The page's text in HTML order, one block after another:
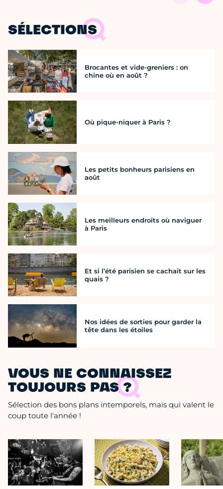
SÉLECTIONS
Brocantes et vide-greniers : on
chine où en août ?
Où pique-niquer à Paris ?
Les petits bonheurs parisiens en
août
Les meilleurs endroits où naviguer
à Paris
Et si l’été parisien se cachait sur les
quais ?
Nos idées de sorties pour garder la
tête dans les étoiles
VOUS NE CONNAISSEZ
TOUJOURS PAS ?
Sélection des bons plans intemporels, mais qui valent le
coup toute l'année !